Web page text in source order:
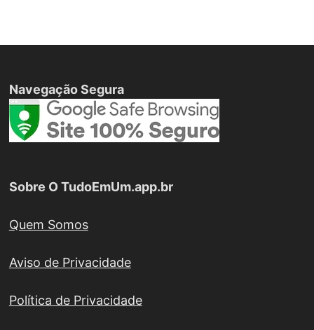
Navegação Segura
Sobre O TudoEmUm.app.br
Quem Somos
Aviso de Privacidade
Política de Privacidade